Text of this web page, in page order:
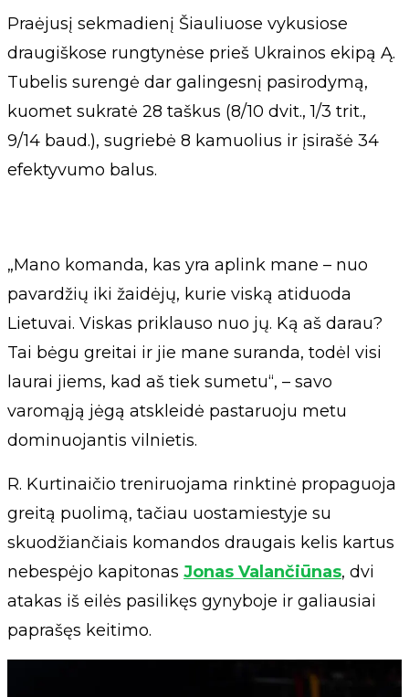
Praėjusį sekmadienį Šiauliuose vykusiose
draugiškose rungtynėse prieš Ukrainos ekipą Ą.
Tubelis surengė dar galingesnį pasirodymą,
kuomet sukratė 28 taškus (8/10 dvit., 1/3 trit.,
9/14 baud.), sugriebė 8 kamuolius ir įsirašė 34
efektyvumo balus.
„Mano komanda, kas yra aplink mane – nuo
pavardžių iki žaidėjų, kurie viską atiduoda
Lietuvai. Viskas priklauso nuo jų. Ką aš darau?
Tai bėgu greitai ir jie mane suranda, todėl visi
laurai jiems, kad aš tiek sumetu“, – savo
varomąją jėgą atskleidė pastaruoju metu
dominuojantis vilnietis.
R. Kurtinaičio treniruojama rinktinė propaguoja
greitą puolimą, tačiau uostamiestyje su
skuodžiančiais komandos draugais kelis kartus
nebespėjo kapitonas Jonas Valančiūnas, dvi
atakas iš eilės pasilikęs gynyboje ir galiausiai
paprašęs keitimo.